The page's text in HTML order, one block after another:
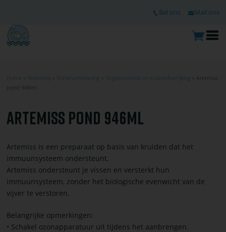
de
hoofdinhoud
TOP
Bel ons Mail ons
KRUIMELPAD
Home Webshop Waterverbetering Visgezondheid en zuurstofverrijking
Artemiss
pond 946ml
ARTEMISS POND 946ML
Artemiss is een preparaat op basis van kruiden dat het
immuunsysteem ondersteunt.
Artemiss ondersteunt je vissen en versterkt hun
immuunsysteem, zonder het biologische evenwicht van de
vijver te verstoren.
Belangrijke opmerkingen:
• Schakel ozonapparatuur uit tijdens het aanbrengen.